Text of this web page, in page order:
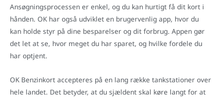
Ansøgningsprocessen er enkel, og du kan hurtigt få dit kort i
hånden. OK har også udviklet en brugervenlig app, hvor du
kan holde styr på dine besparelser og dit forbrug. Appen gør
det let at se, hvor meget du har sparet, og hvilke fordele du
har optjent.
OK Benzinkort accepteres på en lang række tankstationer over
hele landet. Det betyder, at du sjældent skal køre langt for at